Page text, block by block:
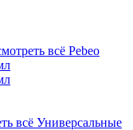
всё Pebeo
всё Универсальные